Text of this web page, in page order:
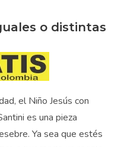
o
el Niño Jesús con
es una pieza
Ya sea que